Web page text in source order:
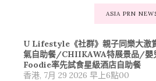
ASIA PRN
U Lifestyle《社群》親子同樂大激
氣自助餐/CHIIKAWA特展景品/嬰
Foodie率先試食星級酒店自助餐
香港, 7月 29 2026 早上6點00